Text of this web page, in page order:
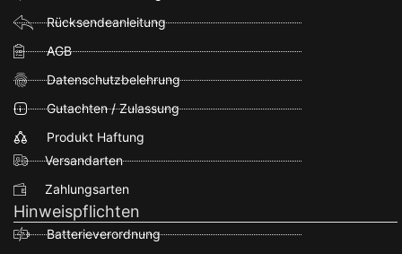
Rücksendeanleitung
AGB
Datenschutzbelehrung
Gutachten / Zulassung
Produkt Haftung
Versandarten
Zahlungsarten
Hinweispflichten
Batterieverordnung